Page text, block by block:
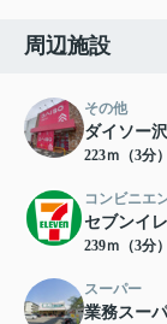
周辺施設
その他
ダイソー
223ｍ（3分）
コンビニエ
セブンイ
239ｍ（3分）
スーパー
業務スー